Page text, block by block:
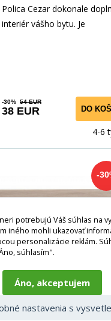
Polica Cezar dokonale
interiér vášho bytu. Je
-30% 54 EUR
38 EUR DO
4-6
-
Dub sonoma
potrebujú Váš súhlas na
iného mohli ukazovať
personalizácie reklám.
súhlasím".
Áno, akceptujem
nastavenia s